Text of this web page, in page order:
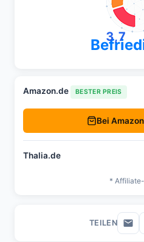
3,7
Amazon.de BESTER PREIS
Bei
Thalia.de
*
TEILEN